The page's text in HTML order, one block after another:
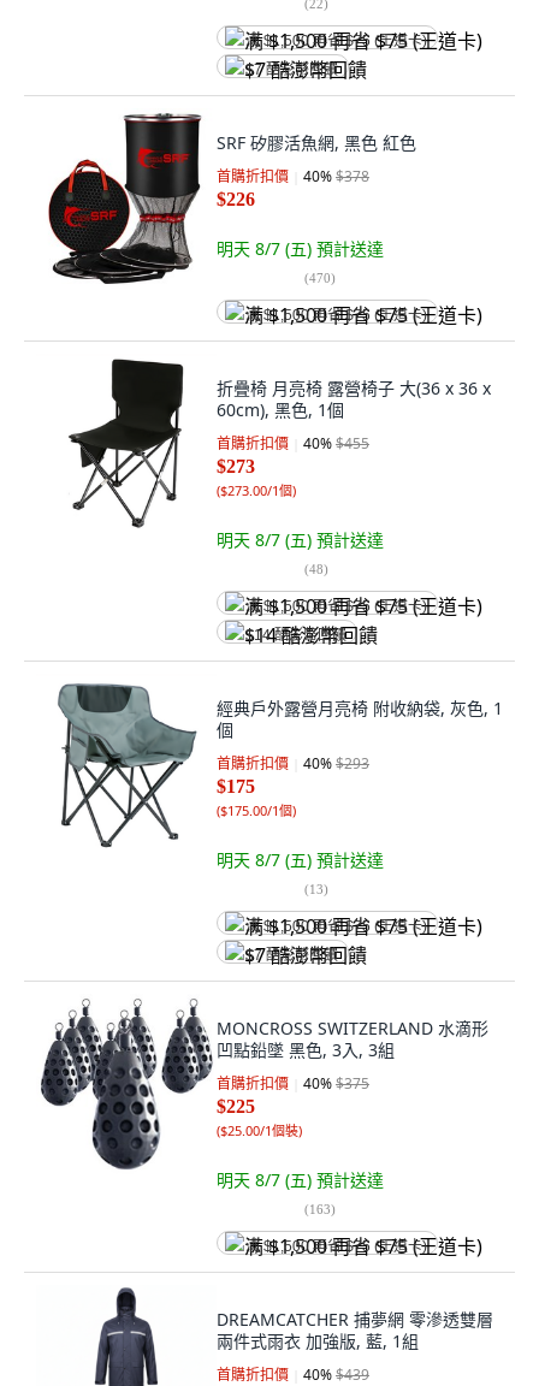
(22)
满 $1,500 再省 $75 (王道卡)
$7 酷澎幣回饋
SRF 矽膠活魚網, 黑色 紅色
首購折扣價 40%$378
$226
明天 8/7 (五) 預計送達
(470)
满 $1,500 再省 $75 (王道卡)
折疊椅 月亮椅 露營椅子 大(36 x 36 x
60cm), 黑色, 1個
首購折扣價 40%$455
$273
($273.00/1個)
明天 8/7 (五) 預計送達
(48)
满 $1,500 再省 $75 (王道卡)
$14 酷澎幣回饋
經典戶外露營月亮椅 附收納袋, 灰色, 1
個
首購折扣價 40%$293
$175
($175.00/1個)
明天 8/7 (五) 預計送達
(13)
满 $1,500 再省 $75 (王道卡)
$7 酷澎幣回饋
MONCROSS SWITZERLAND 水滴形
凹點鉛墜 黑色, 3入, 3組
首購折扣價 40%$375
$225
($25.00/1個裝)
明天 8/7 (五) 預計送達
(163)
满 $1,500 再省 $75 (王道卡)
DREAMCATCHER 捕夢網 零滲透雙層
兩件式雨衣 加強版, 藍, 1組
首購折扣價 40%$439